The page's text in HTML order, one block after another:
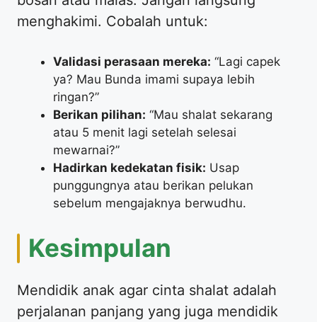
menghakimi. Cobalah untuk:
Validasi perasaan mereka: “Lagi capek
ya? Mau Bunda imami supaya lebih
ringan?”
Berikan pilihan: “Mau shalat sekarang
atau 5 menit lagi setelah selesai
mewarnai?”
Hadirkan kedekatan fisik: Usap
punggungnya atau berikan pelukan
sebelum mengajaknya berwudhu.
​Kesimpulan
​Mendidik anak agar cinta shalat adalah
perjalanan panjang yang juga mendidik